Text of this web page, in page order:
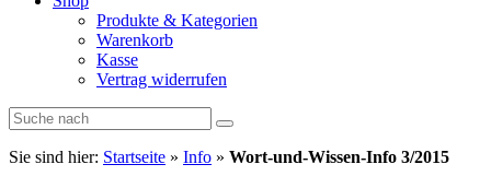
Produkte & Kategorien
Warenkorb
Kasse
Vertrag widerrufen
Sie sind hier: Startseite » Info » Wort-und-Wissen-Info 3/2015